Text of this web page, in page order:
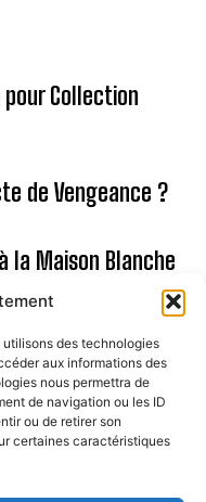
des technologies
aux informations des
nous permettra de
de navigation ou les ID
ou de retirer son
certaines caractéristiques
Collection
de Vengeance ?
la Maison Blanche